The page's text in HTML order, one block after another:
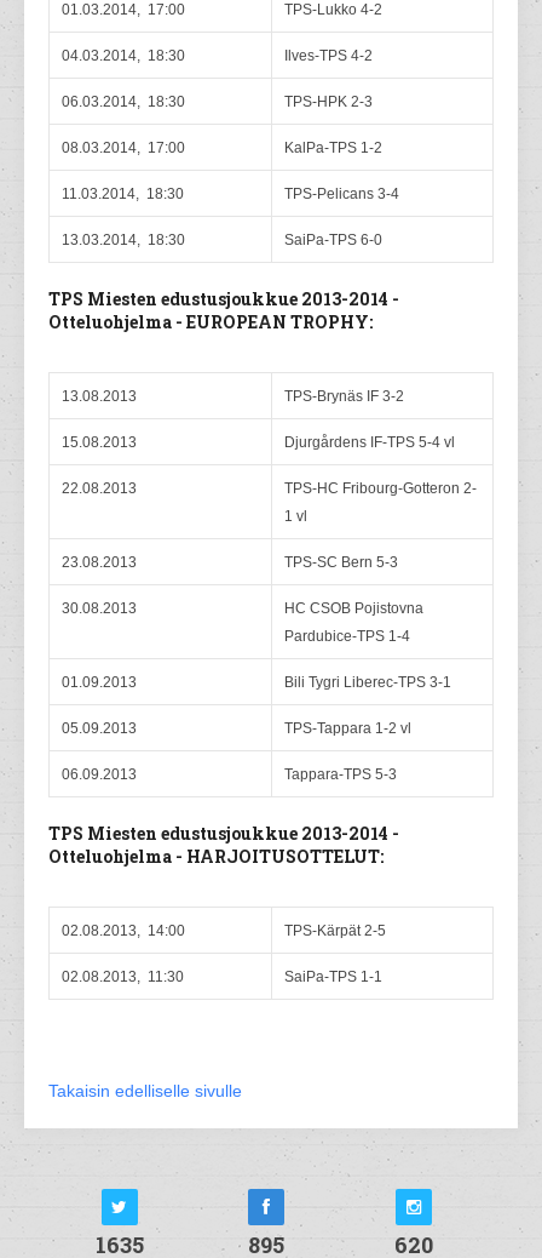
01.03.2014, 17:00 TPS-Lukko 4-2
04.03.2014, 18:30 Ilves-TPS 4-2
06.03.2014, 18:30 TPS-HPK 2-3
08.03.2014, 17:00 KalPa-TPS 1-2
11.03.2014, 18:30 TPS-Pelicans 3-4
13.03.2014, 18:30 SaiPa-TPS 6-0
TPS Miesten edustusjoukkue 2013-2014 -
Otteluohjelma - EUROPEAN TROPHY:
13.08.2013 TPS-Brynäs IF 3-2
15.08.2013 Djurgårdens IF-TPS 5-4 vl
22.08.2013
TPS-HC Fribourg-Gotteron 2-
1 vl
23.08.2013 TPS-SC Bern 5-3
30.08.2013
HC CSOB Pojistovna
Pardubice-TPS 1-4
01.09.2013 Bili Tygri Liberec-TPS 3-1
05.09.2013 TPS-Tappara 1-2 vl
06.09.2013 Tappara-TPS 5-3
TPS Miesten edustusjoukkue 2013-2014 -
Otteluohjelma - HARJOITUSOTTELUT:
02.08.2013, 14:00 TPS-Kärpät 2-5
02.08.2013, 11:30 SaiPa-TPS 1-1
Takaisin edelliselle sivulle
1635 895 620